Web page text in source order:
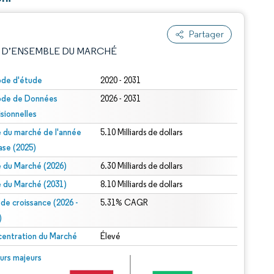
Partager
DU MARCHÉ
d'étude 2020 - 2031
de Données
2026 - 2031
du marché de l'année
(2025)
5.10 Milliards de dollars
du Marché (2026) 6.30 Milliards de dollars
du Marché (2031) 8.10 Milliards de dollars
croissance (2026 -
5.31% CAGR
du Marché Élevé
majeurs
© Mordor Intelligence. La réutilisation nécessite une attribution sous CC BY 4.0.
sous CC BY 4.0.